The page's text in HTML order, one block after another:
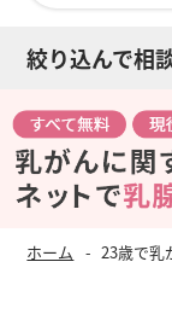
絞り込んで相
ホーム 23歳で乳